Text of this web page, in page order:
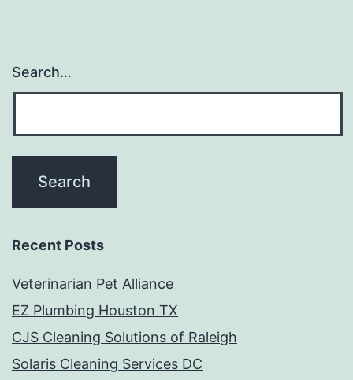
Search…
Recent Posts
Veterinarian Pet Alliance
EZ Plumbing Houston TX
CJS Cleaning Solutions of Raleigh
Solaris Cleaning Services DC